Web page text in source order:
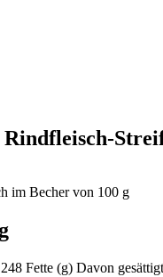
im Becher von 100 g
248 Fette (g) Davon